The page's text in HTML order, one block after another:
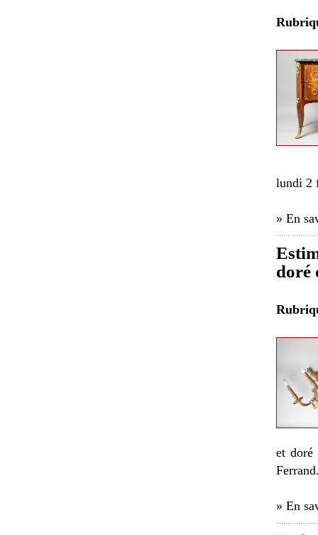
lundi 2
» En
doré
et
» En